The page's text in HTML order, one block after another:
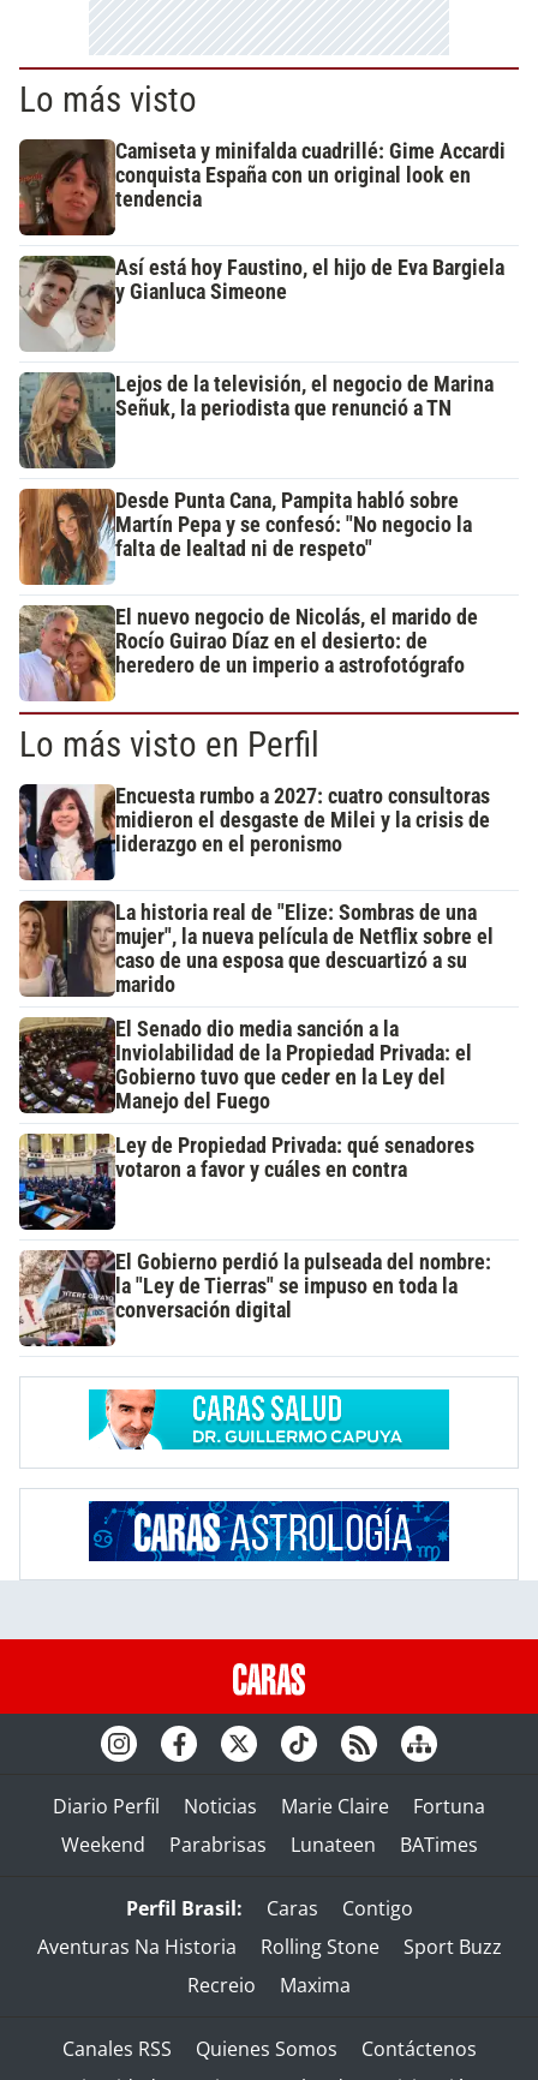
Lo más visto
Camiseta y minifalda cuadrillé: Gime Accardi
conquista España con un original look en
tendencia
Así está hoy Faustino, el hijo de Eva Bargiela
y Gianluca Simeone
Lejos de la televisión, el negocio de Marina
Señuk, la periodista que renunció a TN
Desde Punta Cana, Pampita habló sobre
Martín Pepa y se confesó: "No negocio la
falta de lealtad ni de respeto"
El nuevo negocio de Nicolás, el marido de
Rocío Guirao Díaz en el desierto: de
heredero de un imperio a astrofotógrafo
Lo más visto en Perfil
Encuesta rumbo a 2027: cuatro consultoras
midieron el desgaste de Milei y la crisis de
liderazgo en el peronismo
La historia real de "Elize: Sombras de una
mujer", la nueva película de Netflix sobre el
caso de una esposa que descuartizó a su
marido
El Senado dio media sanción a la
Inviolabilidad de la Propiedad Privada: el
Gobierno tuvo que ceder en la Ley del
Manejo del Fuego
Ley de Propiedad Privada: qué senadores
votaron a favor y cuáles en contra
El Gobierno perdió la pulseada del nombre:
la "Ley de Tierras" se impuso en toda la
conversación digital
Diario Perfil Noticias Marie Claire
Fortuna
Weekend
Parabrisas Lunateen BATimes
Perfil Brasil: Caras
Contigo
Aventuras Na Historia
Rolling Stone
Sport Buzz
Recreio
Maxima
Canales RSS Quienes Somos
Contáctenos